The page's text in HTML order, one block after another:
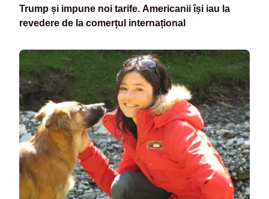
Trump și impune noi tarife. Americanii își iau la
revedere de la comerțul internațional